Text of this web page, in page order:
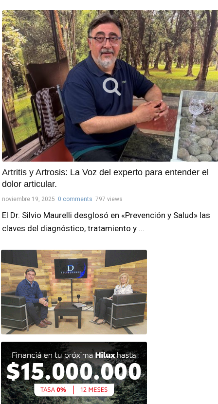
Artritis y Artrosis: La Voz del experto para entender el
dolor articular.
noviembre 19, 2025 0 comments 797 views
El Dr. Silvio Maurelli desglosó en «Prevención y Salud» las
claves del diagnóstico, tratamiento y ...